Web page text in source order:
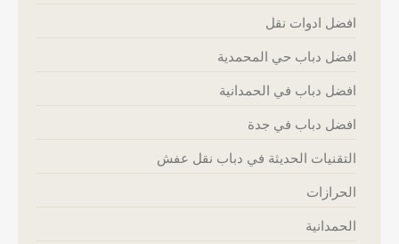
افضل ادوات نقل
افضل دباب حي المحمدية
افضل دباب في الحمدانية
افضل دباب في جدة
التقنيات الحديثة في دباب نقل عفش
الحرازات
الحمدانية